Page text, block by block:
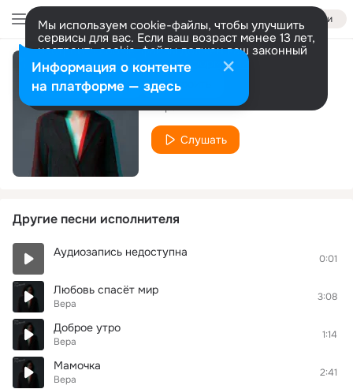
Войти
Мы используем cookie-файлы, чтобы улучшить
сервисы для вас. Если ваш возраст менее 13 лет,
настроить cookie-файлы должен ваш законный
представитель. Больше информации
Разрешить все Настроить
Реальная?
Вера
Слушать
Другие песни исполнителя
Аудиозапись недоступна 0:01
Любовь спасёт мир
Вера
3:08
Доброе утро
Вера
1:14
Мамочка
Вера
2:41
Информация о контенте
на платформе — здесь